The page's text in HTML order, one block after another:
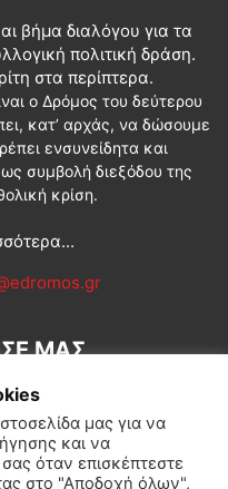
βήμα διαλόγου για τα
πολιτική δράση.
στα περίπτερα.
ο Δρόμος του δεύτερου
κατ’ αρχάς, να δώσουμε
ενσυνείδητα και
συμβολή διεξόδου της
κρίση.
ΜΑΣ
μας για να
και να
όταν επισκέπτεστε
στο "Αποδοχή όλων",